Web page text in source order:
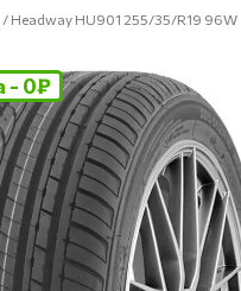
/ Headway HU901 255/35/R19 96W
- 0₽